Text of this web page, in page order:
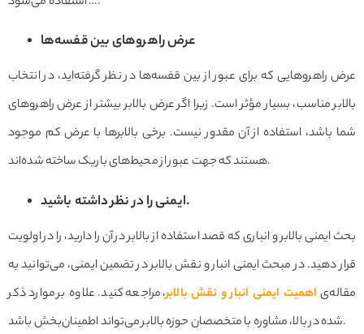
عرض راهروهای بین قفسه‌ها
عرض راهروهایی که برای عبور از بین قفسه‌ها در نظر گرفته‌اید، در انتخاب
بالابر مناسب، بسیار مؤثر است. زیرا اگر عرض بالابر بیشتر از عرض راهروهای
شما باشد، استفاده از آن مقدور نیست. برخی بالابرها با عرض کم موجود
هستند که جهت عبور از محیط‌های باریک ساخته شده‌اند.
ایمنی را در نظر داشته باشید.
بحث ایمنی بالابر و انباری که قصد استفاده از بالابر در آن را دارید، را در اولویت
قرار دهید. در مبحث ایمنی انبار و نقش بالابر در تضمین ایمنی، می‌توانید به
مقاله‌ی اهمیت ایمنی انبار و نقش بالابر، مراجعه کنید. علاوه بر موارد ذکر
شده در بالا، مشاوره با متخصصان حوزه بالابر می‌تواند اطمینان‌بخش باشد.